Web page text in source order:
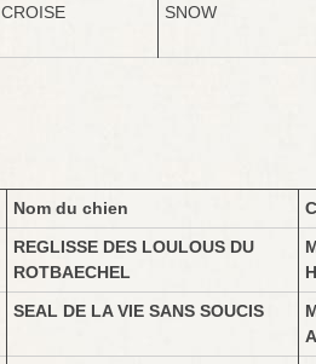
CROISE SNOW
Nom du chien
REGLISSE DES LOULOUS DU
ROTBAECHEL
SEAL DE LA VIE SANS SOUCIS